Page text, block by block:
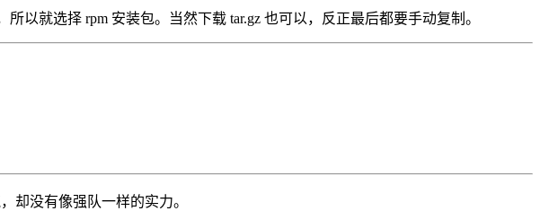
以就选择 rpm 安装包。当然下载 tar.gz 也可以，反正最后都要手动复制。
却没有像强队一样的实力。